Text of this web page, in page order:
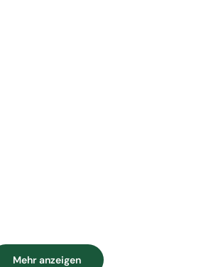
Mehr anzeigen